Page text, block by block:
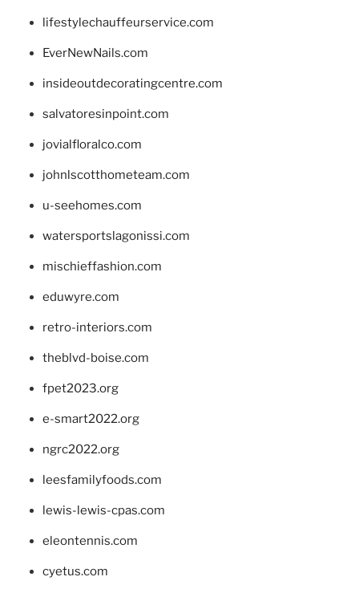
lifestylechauffeurservice.com
EverNewNails.com
insideoutdecoratingcentre.com
salvatoresinpoint.com
jovialfloralco.com
johnlscotthometeam.com
u-seehomes.com
watersportslagonissi.com
mischieffashion.com
eduwyre.com
retro-interiors.com
theblvd-boise.com
fpet2023.org
e-smart2022.org
ngrc2022.org
leesfamilyfoods.com
lewis-lewis-cpas.com
eleontennis.com
cyetus.com